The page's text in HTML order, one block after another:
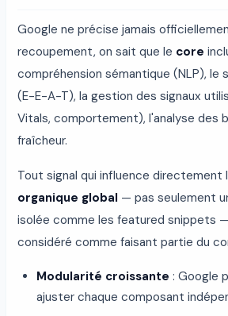
Google ne précise jamais
recoupement, on sait que le core
compréhension sémantique (NLP), le
(E-E-A-T), la gestion des signaux
Vitals, comportement), l'analyse des
fraîcheur.
Tout signal qui influence directement
organique global — pas seulement
isolée comme les featured snippets
considéré comme faisant partie du
Modularité croissante : Google
ajuster chaque composant